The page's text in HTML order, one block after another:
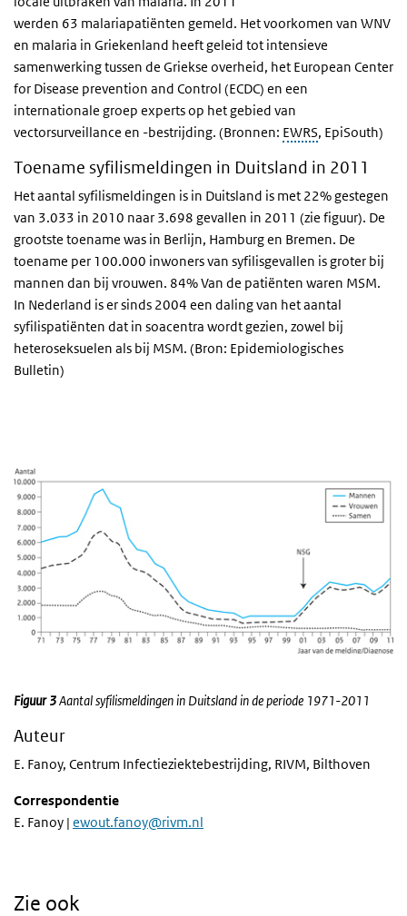
werden 63 malariapatiënten gemeld. Het voorkomen van WNV
en malaria in Griekenland heeft geleid tot intensieve
samenwerking tussen de Griekse overheid, het European Center
for Disease prevention and Control (ECDC) en een
internationale groep experts op het gebied van
vectorsurveillance en -bestrijding. (Bronnen: EWRS, EpiSouth)
Toename syfilismeldingen in Duitsland in 2011
Het aantal syfilismeldingen is in Duitsland is met 22% gestegen
van 3.033 in 2010 naar 3.698 gevallen in 2011 (zie figuur). De
grootste toename was in Berlijn, Hamburg en Bremen. De
toename per 100.000 inwoners van syfilisgevallen is groter bij
mannen dan bij vrouwen. 84% Van de patiënten waren MSM.
In Nederland is er sinds 2004 een daling van het aantal
syfilispatiënten dat in soacentra wordt gezien, zowel bij
heteroseksuelen als bij MSM. (Bron: Epidemiologisches
Bulletin)
Figuur 3Aantal syfilismeldingen in Duitsland in de periode 1971-2011
Auteur
E. Fanoy, Centrum Infectieziektebestrijding, RIVM, Bilthoven
Correspondentie
E. Fanoy | ewout.fanoy@rivm.nl
Zie ook